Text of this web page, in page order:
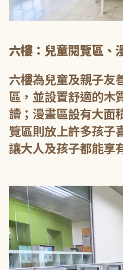
六樓：兒童閱覽區
六樓為兒童及親子友
區，並設置舒適的木
讀；漫畫區設有大面
覽區則放上許多孩子
讓大人及孩子都能享